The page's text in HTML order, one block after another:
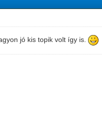
jó kis topik volt így is.